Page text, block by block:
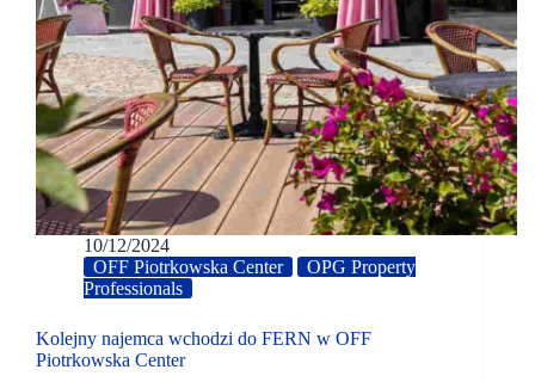
10/12/2024
OFF Piotrkowska Center
OPG Property
Professionals
Kolejny najemca wchodzi do FERN w OFF
Piotrkowska Center